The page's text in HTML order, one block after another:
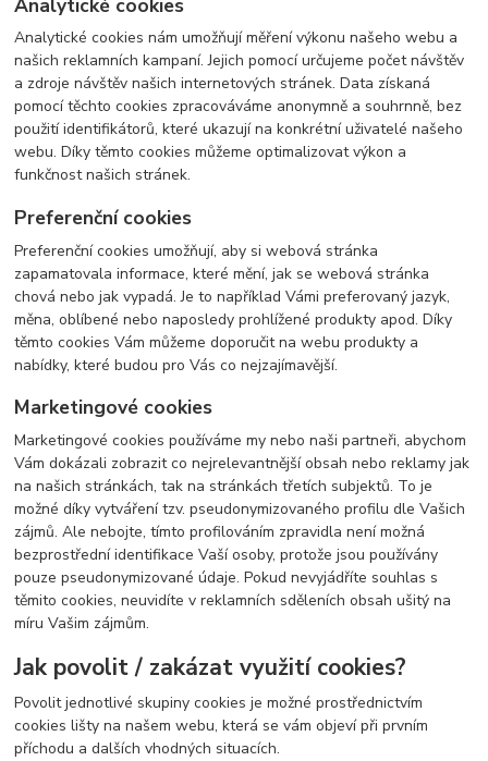
Analytické cookies nám umožňují měření výkonu našeho webu a
našich reklamních kampaní. Jejich pomocí určujeme počet návštěv
a zdroje návštěv našich internetových stránek. Data získaná
pomocí těchto cookies zpracováváme anonymně a souhrnně, bez
použití identifikátorů, které ukazují na konkrétní uživatelé našeho
webu. Díky těmto cookies můžeme optimalizovat výkon a
funkčnost našich stránek.
Preferenční cookies
Preferenční cookies umožňují, aby si webová stránka
zapamatovala informace, které mění, jak se webová stránka
chová nebo jak vypadá. Je to například Vámi preferovaný jazyk,
měna, oblíbené nebo naposledy prohlížené produkty apod. Díky
těmto cookies Vám můžeme doporučit na webu produkty a
nabídky, které budou pro Vás co nejzajímavější.
Marketingové cookies
Marketingové cookies používáme my nebo naši partneři, abychom
Vám dokázali zobrazit co nejrelevantnější obsah nebo reklamy jak
na našich stránkách, tak na stránkách třetích subjektů. To je
možné díky vytváření tzv. pseudonymizovaného profilu dle Vašich
zájmů. Ale nebojte, tímto profilováním zpravidla není možná
bezprostřední identifikace Vaší osoby, protože jsou používány
pouze pseudonymizované údaje. Pokud nevyjádříte souhlas s
těmito cookies, neuvidíte v reklamních sděleních obsah ušitý na
míru Vašim zájmům.
Jak povolit / zakázat využití cookies?
Povolit jednotlivé skupiny cookies je možné prostřednictvím
cookies lišty na našem webu, která se vám objeví při prvním
příchodu a dalších vhodných situacích.